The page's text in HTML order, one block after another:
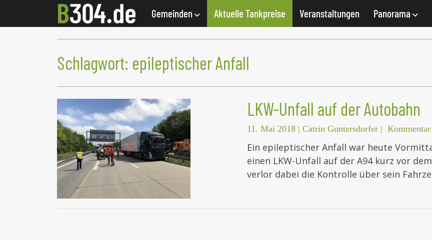
Gemeinden Aktuelle Tankpreise Veranstaltungen Panorama
Schlagwort: epileptischer Anfall
LKW-Unfall auf der Autobahn
11. Mai 2018 | Catrin Guntersdorfer |
Ein epileptischer Anfall war heute
einen LKW-Unfall auf der A94 kurz vor
verlor dabei die Kontrolle über sein